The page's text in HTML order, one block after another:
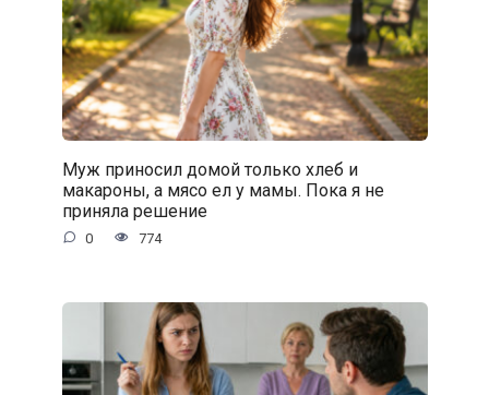
Муж приносил домой только хлеб и
макароны, а мясо ел у мамы. Пока я не
приняла решение
0 774